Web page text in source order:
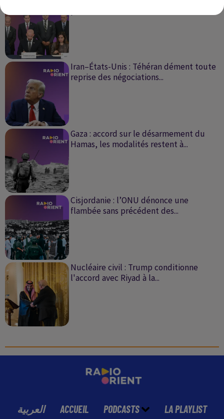
Iran–États-Unis : Téhéran dément toute
reprise des négociations...
Gaza : accord sur le désarmement du
Hamas, les modalités restent à...
Cisjordanie : l’ONU dénonce une
flambée sans précédent des...
Nucléaire civil : Trump conditionne
l'accord avec Riyad à la...
العربية ACCUEIL PODCASTS LA PLAYLIST